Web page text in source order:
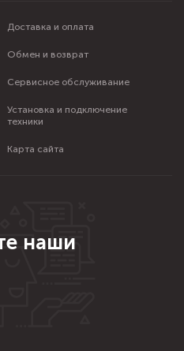
Доставка и оплата
Обмен и возврат
Сервисное обслуживание
Установка и подключение
техники
Карта сайта
наши